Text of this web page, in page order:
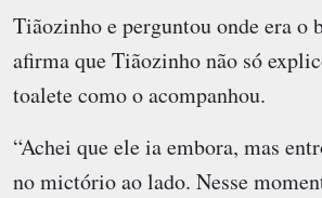
Tiãozinho e perguntou onde era o
afirma que Tiãozinho não só
toalete como o acompanhou.
“Achei que ele ia embora, mas
no mictório ao lado. Nesse